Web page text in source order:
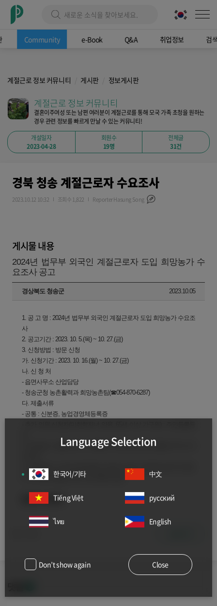
Community e-Book Q&A 취업정보 검
계절근로 정보 커뮤니티 게시판 정보게시판
계절근로 정보 커뮤니티
결혼이주여성 또는 남편 여러분이 계절근로를 통해 모국 가족 초청을 원하는
경우 관련 정보를 빠르게 만날 수 있는 커뮤니티!
개설일자
2023-04-28
회원수
19명
전체글
31건
경북 청송 계절근로자 수요조사
2023.10.12 10:32 조회수 1,822 Reporter Hasung Song
게시물 내용
2024년 법무부 외국인 계절근로자 도입 희망농가 수
요조사 공고
경상북도 청송군 2023.10.05
1. 공 고 명 : 2024년 법무부 외국인 계절근로자 도입 희망농가 수요조
사
2. 공고기간 : 2023. 10. 5.(목) ~ 10. 27.(금)
3. 신청방법 : 방문 신청
가. 신청기간 : 2023. 10. 16.(월) ~ 10. 27.(금)
나. 신 청 처
- 읍면사무소 산업담당
- 청송군청 농촌활력과 희망농촌팀(☎054-870-6287)
다. 제출서류
- 공통 : 신분증, 농업경영체등록증
4. 도입대상 : 결혼이민자 가족(4촌 이내) 또는 MOU 체결한 외국 지자
5. 도입인원 : 1가구당 최대 9명, 인센티브 부여 기준에 따라 추가 3명
6. 기타사항 : 붙임 안내서 및 계획서 참조
[원문보기 클릭!]
Language Selection
한국어/기타 中文
Tiếng Việt русский
ไทย English
Don’t show again Close